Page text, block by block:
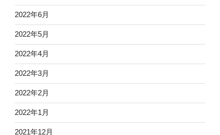
2022年6月
2022年5月
2022年4月
2022年3月
2022年2月
2022年1月
2021年12月